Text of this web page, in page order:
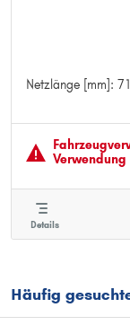
Netzlänge [mm]:
Netzlänge [mm]:
Netztiefe [mm]: 16
Details
Häufig